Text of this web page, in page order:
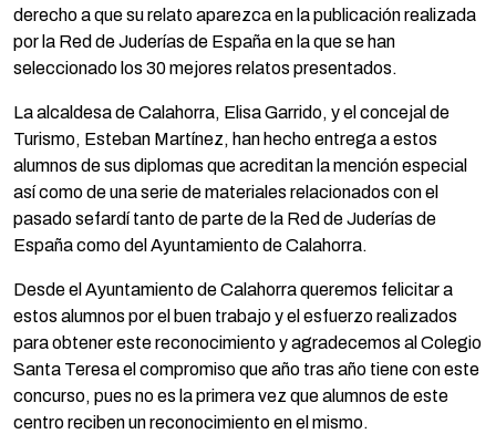
derecho a que su relato aparezca en la publicación realizada
por la Red de Juderías de España en la que se han
seleccionado los 30 mejores relatos presentados.
La alcaldesa de Calahorra, Elisa Garrido, y el concejal de
Turismo, Esteban Martínez, han hecho entrega a estos
alumnos de sus diplomas que acreditan la mención especial
así como de una serie de materiales relacionados con el
pasado sefardí tanto de parte de la Red de Juderías de
España como del Ayuntamiento de Calahorra.
Desde el Ayuntamiento de Calahorra queremos felicitar a
estos alumnos por el buen trabajo y el esfuerzo realizados
para obtener este reconocimiento y agradecemos al Colegio
Santa Teresa el compromiso que año tras año tiene con este
concurso, pues no es la primera vez que alumnos de este
centro reciben un reconocimiento en el mismo.